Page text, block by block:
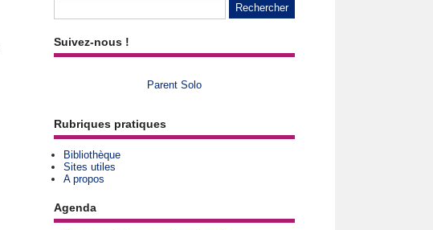
Suivez-nous !
Parent Solo
Rubriques pratiques
Bibliothèque
Sites utiles
A propos
Agenda